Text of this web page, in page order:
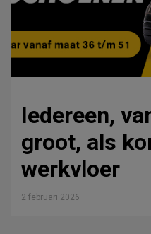
Iedereen,
groot, als
werkvloer
2 februari 2026